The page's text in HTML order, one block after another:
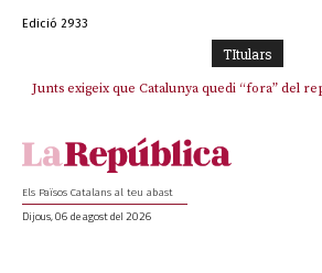
Edició 2933
TItulars
Junts exigeix que Catalunya quedi “fora” del
Els Països Catalans al teu abast
Dijous, 06 de agost del 2026